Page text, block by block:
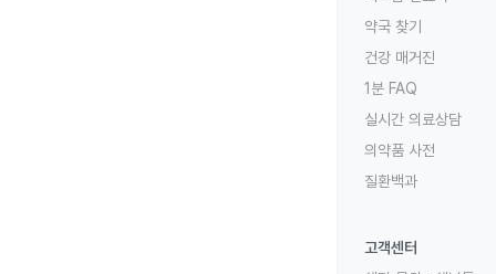
약국 찾기
건강 매거진
1분 FAQ
실시간 의료상담
의약품 사전
질환백과
고객센터